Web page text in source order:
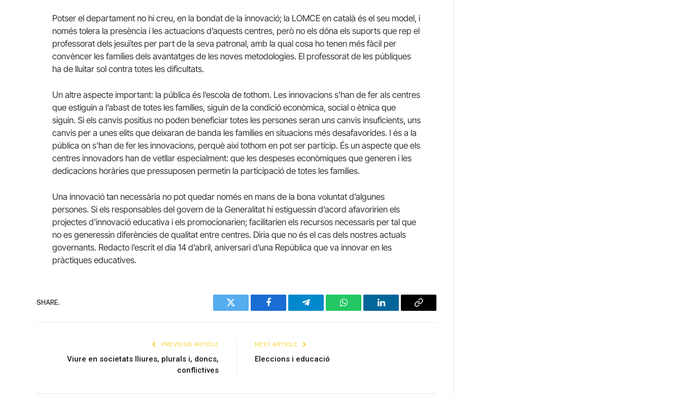
Potser el departament no hi creu, en la bondat de la innovació; la LOMCE en català és el seu model, i
només tolera la presència i les actuacions d’aquests centres, però no els dóna els suports que rep el
professorat dels jesuïtes per part de la seva patronal, amb la qual cosa ho tenen més fàcil per
convèncer les famílies dels avantatges de les noves metodologies. El professorat de les públiques
ha de lluitar sol contra totes les dificultats.
Un altre aspecte important: la pública és l’escola de tothom. Les innovacions s’han de fer als centres
que estiguin a l’abast de totes les famílies, siguin de la condició econòmica, social o ètnica que
siguin. Si els canvis positius no poden beneficiar totes les persones seran uns canvis insuficients, uns
canvis per a unes elits que deixaran de banda les famílies en situacions més desafavorides. I és a la
pública on s’han de fer les innovacions, perquè així tothom en pot ser partícip. És un aspecte que els
centres innovadors han de vetllar especialment: que les despeses econòmiques que generen i les
dedicacions horàries que pressuposen permetin la participació de totes les famílies.
Una innovació tan necessària no pot quedar només en mans de la bona voluntat d’algunes
persones. Si els responsables del govern de la Generalitat hi estiguessin d’acord afavoririen els
projectes d’innovació educativa i els promocionarien; facilitarien els recursos necessaris per tal que
no es generessin diferències de qualitat entre centres. Diria que no és el cas dels nostres actuals
governants. Redacto l’escrit el dia 14 d’abril, aniversari d’una República que va innovar en les
pràctiques educatives.
SHARE.
Twitter Facebook Telegram WhatsAppLinkedIn Copy
PREVIOUS ARTICLE
Viure en societats lliures, plurals i, doncs,
conflictives
NEXT ARTICLE
Eleccions i educació